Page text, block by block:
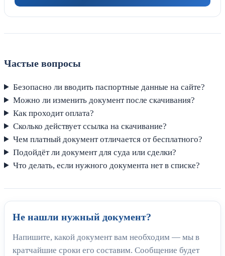
Частые вопросы
Безопасно ли вводить паспортные данные на сайте?
Можно ли изменить документ после скачивания?
Как проходит оплата?
Сколько действует ссылка на скачивание?
Чем платный документ отличается от бесплатного?
Подойдёт ли документ для суда или сделки?
Что делать, если нужного документа нет в списке?
Не нашли нужный документ?
Напишите, какой документ вам необходим — мы в
кратчайшие сроки его составим. Сообщение будет